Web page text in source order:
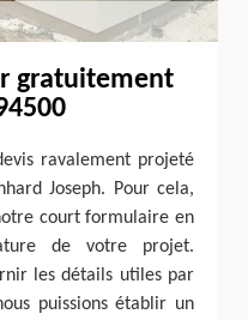
gratuitement
ravalement projeté
Joseph. Pour cela,
court formulaire en
de votre projet.
les détails utiles par
puissions établir un